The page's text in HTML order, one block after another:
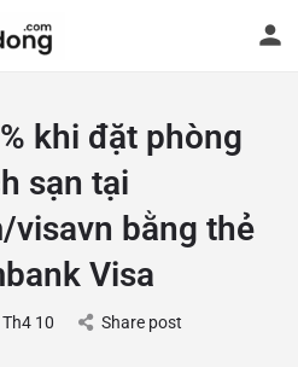
khi đặt phòng
sạn tại
visavn bằng thẻ
Visa
Th4 10 Share post